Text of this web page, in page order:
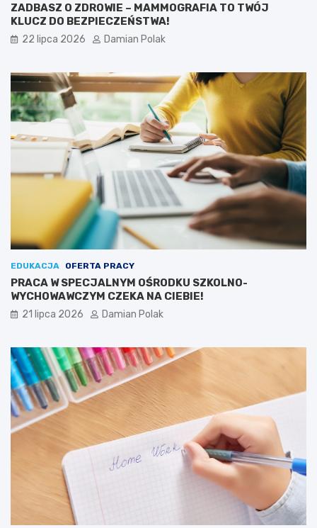
ZADBASZ O ZDROWIE – MAMMOGRAFIA TO TWÓJ
KLUCZ DO BEZPIECZEŃSTWA!
22 lipca 2026 Damian Polak
EDUKACJA OFERTA PRACY
PRACA W SPECJALNYM OŚRODKU SZKOLNO-
WYCHOWAWCZYM CZEKA NA CIEBIE!
21 lipca 2026 Damian Polak